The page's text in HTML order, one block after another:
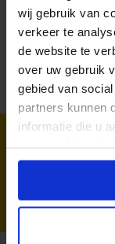
wij gebruik van
verkeer te
de website te
over uw gebruik
gebied van
partners kunnen
informatie die u
Al 35 jaar
bestellen
Bekijk dit ook
vlinders